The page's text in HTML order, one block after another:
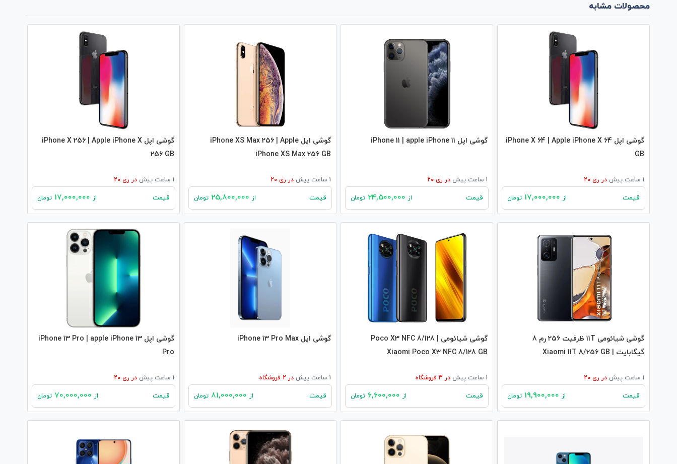
محصولات مشابه
گوشی اپل iPhone X 64 | Apple iPhone X 64
GB
1 ساعت پیش در ری 20
قیمت از تومان
گوشی اپل iPhone 11 | apple iPhone 11
1 ساعت پیش در ری 20
قیمت از تومان
گوشی اپل iPhone XS Max 256 | Apple
iPhone XS Max 256 GB
1 ساعت پیش در ری 20
قیمت از تومان
گوشی اپل iPhone X 256 | Apple iPhone X
256 GB
1 ساعت پیش در ری 20
قیمت از تومان
گوشی شیائومی 11T ظرفیت 256 رم 8
گیگابایت | Xiaomi 11T 8/256 GB
1 ساعت پیش در ری 20
قیمت از تومان
گوشی شیائومی Poco X3 NFC 8/128 |
Xiaomi Poco X3 NFC 8/128 GB
1 ساعت پیش در فروشگاه
قیمت از تومان
گوشی اپل iPhone 13 Pro Max
1 ساعت پیش در فروشگاه
قیمت از تومان
گوشی اپل iPhone 13 Pro | apple iPhone 13
Pro
1 ساعت پیش در ری 20
قیمت از تومان